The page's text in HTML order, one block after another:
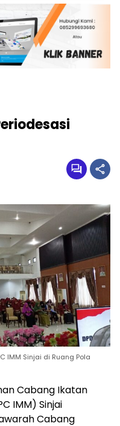
IMM Sinjai di Ruang Pola
Cabang Ikatan
IMM) Sinjai
Cabang